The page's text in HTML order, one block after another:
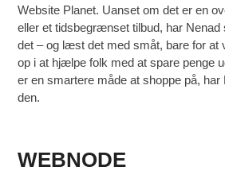
Website Planet. Uanset om det er en
eller et tidsbegrænset tilbud, har Nenad
det – og læst det med småt, bare for
op i at hjælpe folk med at spare penge
er en smartere måde at shoppe på, har
den.
WEBNODE